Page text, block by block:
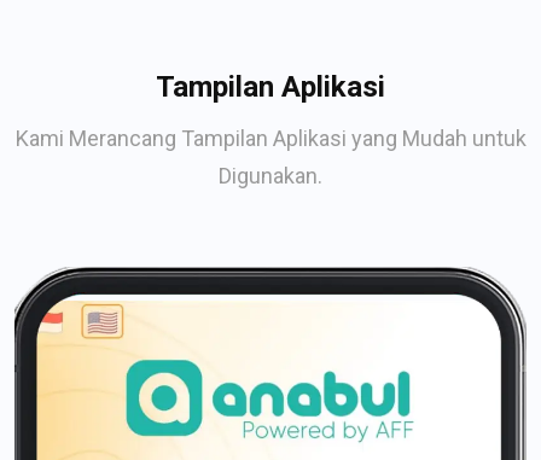
Tampilan Aplikasi
Kami Merancang Tampilan Aplikasi yang Mudah untuk
Digunakan.